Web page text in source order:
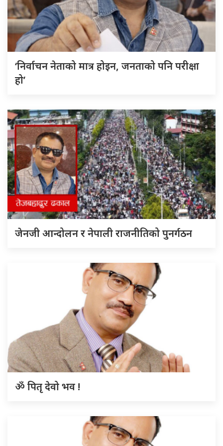
‘निर्वाचन नेताको मात्र होइन, जनताको पनि परीक्षा
हो’
जेनजी आन्दोलन र नेपाली राजनीतिको पुनर्गठन
ॐ पितृ देवो भव !